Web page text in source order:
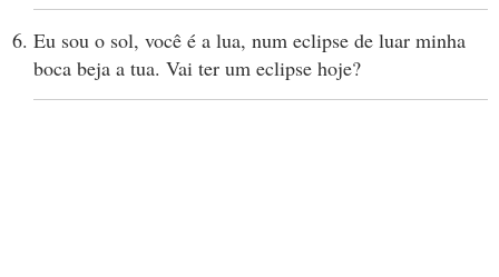
Eu sou o sol, você é a lua, num eclipse de luar minha
boca beja a tua. Vai ter um eclipse hoje?